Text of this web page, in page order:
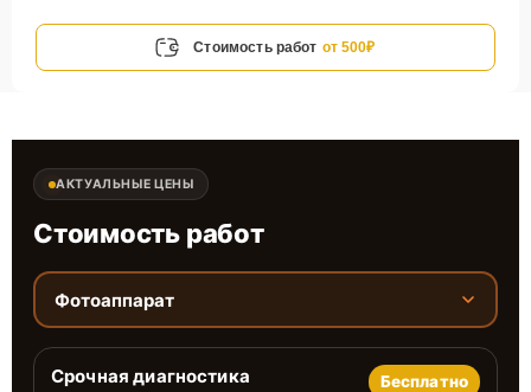
Стоимость работ от 500₽
АКТУАЛЬНЫЕ ЦЕНЫ
Стоимость работ
Фотоаппарат
Срочная диагностика Бесплатно